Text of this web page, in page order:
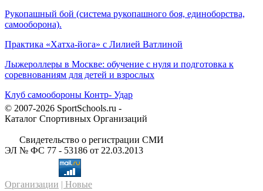
Рукопашный бой (система рукопашного боя, единоборства,
самооборона).
Практика «Хатха-йога» с Лилией Ватлиной
Лыжероллеры в Москве: обучение с нуля и подготовка к
соревнованиям для детей и взрослых
Клуб самообороны Контр- Удар
© 2007-2026 SportSchools.ru -
Каталог Спортивных Организаций
Свидетельство о регистрации СМИ
ЭЛ № ФС 77 - 53186 от 22.03.2013
Организации | Новые